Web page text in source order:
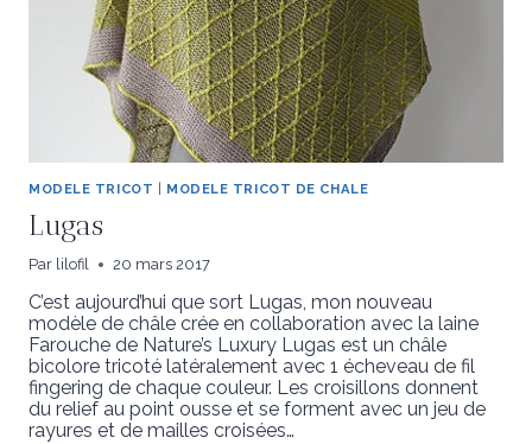
MODELE TRICOT MODELE TRICOT DE CHALE
Lugas
Par lilofil 20 mars 2017
C’est aujourd’hui que sort Lugas, mon nouveau
modèle de châle crée en collaboration avec la laine
Farouche de Nature’s Luxury Lugas est un châle
bicolore tricoté latéralement avec 1 écheveau de fil
fingering de chaque couleur. Les croisillons donnent
du relief au point ousse et se forment avec un jeu de
rayures et de mailles croisées…